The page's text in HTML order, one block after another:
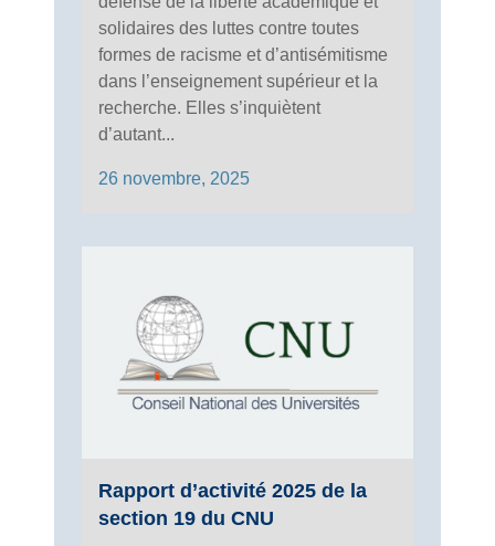
solidaires des luttes contre toutes
formes de racisme et d’antisémitisme
dans l’enseignement supérieur et la
recherche. Elles s’inquiètent
d’autant...
26 novembre, 2025
Rapport d’activité 2025 de la
section 19 du CNU